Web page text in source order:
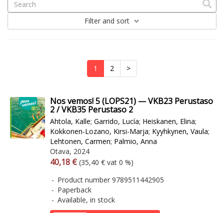
Filter and sort
1 2 >
Nos vemos! 5 (LOPS21) — VKB23 Perustaso
2 / VKB35 Perustaso 2
Ahtola, Kalle; Garrido, Lucía; Heiskanen, Elina;
Kokkonen-Lozano, Kirsi-Marja; Kyyhkynen, Vaula;
Lehtonen, Carmen; Palmio, Anna
Otava, 2024
Arvonlisäverollinen hinta
40,18 € Excl. vat
(35,40 € vat 0 %)
Product number 9789511442905
Paperback
Available, in stock